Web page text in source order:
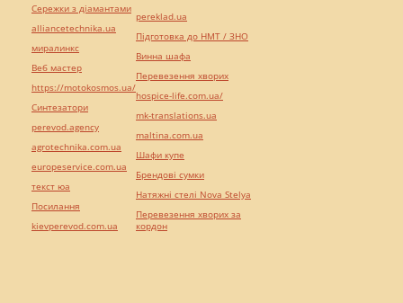
Сережки з діамантами
alliancetechnika.ua
миралинкс
Веб мастер
https://motokosmos.ua/
Синтезатори
perevod.agency
agrotechnika.com.ua
europeservice.com.ua
текст юа
Посилання
kievperevod.com.ua
pereklad.ua
Підготовка до НМТ / ЗНО
Винна шафа
Перевезення хворих
hospice-life.com.ua/
mk-translations.ua
maltina.com.ua
Шафи купе
Брендові сумки
Натяжні стелі Nova Stelya
Перевезення хворих за
кордон